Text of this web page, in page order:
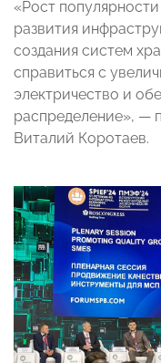
«Рост
развития
создания систем
справиться с
электричество и
распределение», —
Виталий Коротаев.